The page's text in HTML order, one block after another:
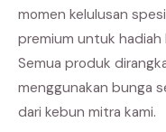
momen kelulusan
premium untuk hadiah
Semua produk
menggunakan bunga
dari kebun mitra kami.